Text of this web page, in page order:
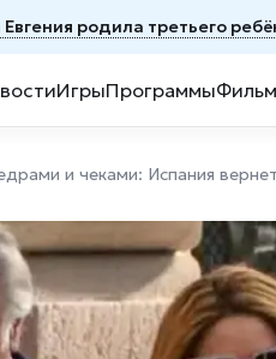
родила третьего
ИгрыПрограммы
и чеками: Испания